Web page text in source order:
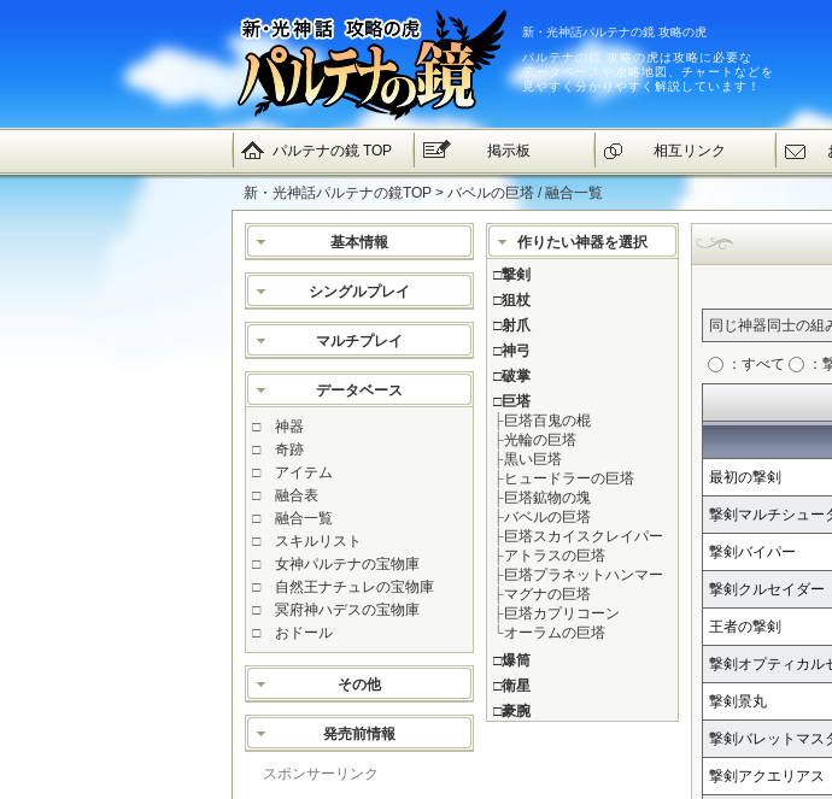
新・光神話パルテナの鏡 攻略の虎
パルテナの鏡 攻略の虎は攻略に必要な
データベースや攻略地図、チャートなどを
見やすく分かりやすく解説しています！
新・光神話パルテナの鏡TOP > バベルの巨塔 / 融合一覧
基本情報
シングルプレイ
マルチプレイ
データベース
□ 神器
□ 奇跡
□ アイテム
□ 融合表
□ 融合一覧
□ スキルリスト
□ 女神パルテナの宝物庫
□ 自然王ナチュレの宝物庫
□ 冥府神ハデスの宝物庫
□ おドール
その他
発売前情報
スポンサーリンク
作りたい神器を選択
□撃剣
□狙杖
□射爪
□神弓
□破掌
□巨塔
├巨塔百鬼の棍
├光輪の巨塔
├黒い巨塔
├ヒュードラーの巨塔
├巨塔鉱物の塊
├バベルの巨塔
├巨塔スカイスクレイパー
├アトラスの巨塔
├巨塔プラネットハンマー
├マグナの巨塔
├巨塔カプリコーン
└オーラムの巨塔
□爆筒
□衛星
□豪腕
同じ神器同士の組
：すべて ：
最初の撃剣
撃剣マルチシュー
撃剣バイパー
撃剣クルセイダー
王者の撃剣
撃剣オプティカル
撃剣景丸
撃剣バレットマス
撃剣アクエリアス
パルテナの鏡 TOP 掲示板 相互リンク